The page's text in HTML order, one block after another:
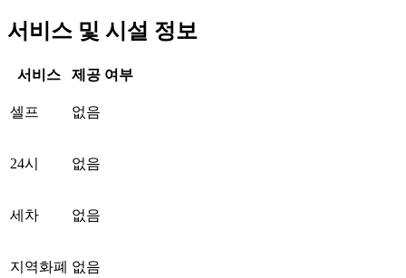
서비스 및 시설 정보
서비스 제공 여부
셀프 없음
24시 없음
세차 없음
지역화폐 없음